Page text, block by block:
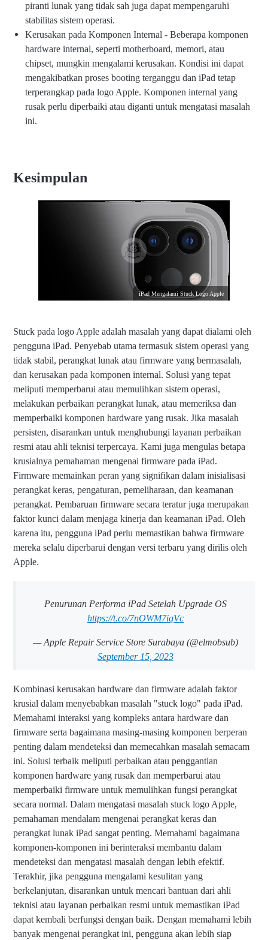
piranti lunak yang tidak sah juga dapat mempengaruhi
stabilitas sistem operasi.
Kerusakan pada Komponen Internal - Beberapa komponen
hardware internal, seperti motherboard, memori, atau
chipset, mungkin mengalami kerusakan. Kondisi ini dapat
mengakibatkan proses booting terganggu dan iPad tetap
terperangkap pada logo Apple. Komponen internal yang
rusak perlu diperbaiki atau diganti untuk mengatasi masalah
ini.
Kesimpulan
iPad Mengalami Stuck Logo Apple
Stuck pada logo Apple adalah masalah yang dapat dialami oleh
pengguna iPad. Penyebab utama termasuk sistem operasi yang
tidak stabil, perangkat lunak atau firmware yang bermasalah,
dan kerusakan pada komponen internal. Solusi yang tepat
meliputi memperbarui atau memulihkan sistem operasi,
melakukan perbaikan perangkat lunak, atau memeriksa dan
memperbaiki komponen hardware yang rusak. Jika masalah
persisten, disarankan untuk menghubungi layanan perbaikan
resmi atau ahli teknisi terpercaya. Kami juga mengulas betapa
krusialnya pemahaman mengenai firmware pada iPad.
Firmware memainkan peran yang signifikan dalam inisialisasi
perangkat keras, pengaturan, pemeliharaan, dan keamanan
perangkat. Pembaruan firmware secara teratur juga merupakan
faktor kunci dalam menjaga kinerja dan keamanan iPad. Oleh
karena itu, pengguna iPad perlu memastikan bahwa firmware
mereka selalu diperbarui dengan versi terbaru yang dirilis oleh
Apple.
Penurunan Performa iPad Setelah Upgrade OS
https://t.co/7nOWM7iqVc
— Apple Repair Service Store Surabaya (@elmobsub)
September 15, 2023
Kombinasi kerusakan hardware dan firmware adalah faktor
krusial dalam menyebabkan masalah "stuck logo" pada iPad.
Memahami interaksi yang kompleks antara hardware dan
firmware serta bagaimana masing-masing komponen berperan
penting dalam mendeteksi dan memecahkan masalah semacam
ini. Solusi terbaik meliputi perbaikan atau penggantian
komponen hardware yang rusak dan memperbarui atau
memperbaiki firmware untuk memulihkan fungsi perangkat
secara normal. Dalam mengatasi masalah stuck logo Apple,
pemahaman mendalam mengenai perangkat keras dan
perangkat lunak iPad sangat penting. Memahami bagaimana
komponen-komponen ini berinteraksi membantu dalam
mendeteksi dan mengatasi masalah dengan lebih efektif.
Terakhir, jika pengguna mengalami kesulitan yang
berkelanjutan, disarankan untuk mencari bantuan dari ahli
teknisi atau layanan perbaikan resmi untuk memastikan iPad
dapat kembali berfungsi dengan baik. Dengan memahami lebih
banyak mengenai perangkat ini, pengguna akan lebih siap